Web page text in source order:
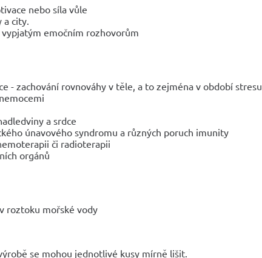
nebo síla vůle
city.
emočním rozhovorům
- zachování rovnováhy v těle, a to zejména v období stresu
a srdce
únavového syndromu a různých poruch imunity
či radioterapii
orgánů
roztoku mořské vody
se mohou jednotlivé kusy mírně lišit.